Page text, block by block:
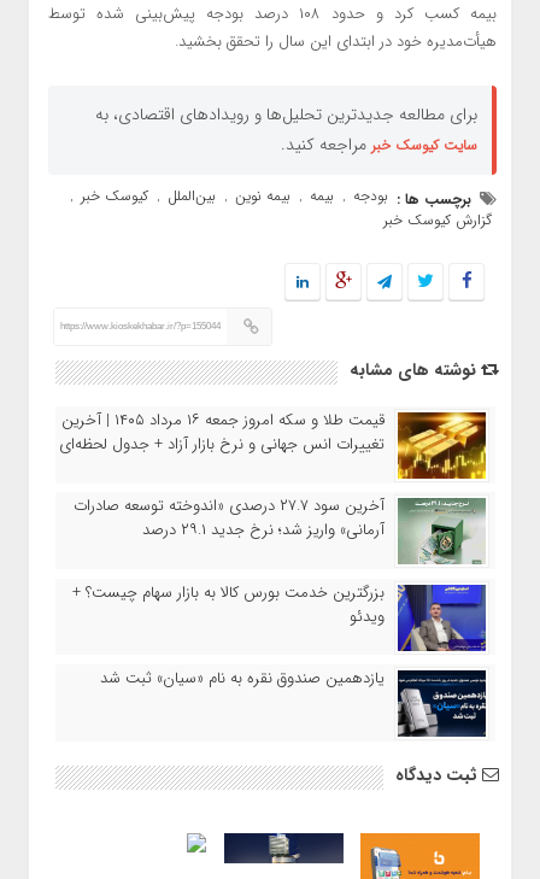
بیمه کسب کرد و حدود ۱۰۸ درصد بودجه پیش‌بینی شده توسط
هیأت‌مدیره خود در ابتدای این سال را تحقق بخشید.
برای مطالعه جدیدترین تحلیل‌ها و رویدادهای اقتصادی، به
سایت کیوسک خبر مراجعه کنید.
برچسب ها : بودجه , بیمه , بیمه نوین , بین‌الملل , کیوسک خبر ,
گزارش کیوسک خبر
https://www.kioskekhabar.ir/?p=155044
نوشته های مشابه
قیمت طلا و سکه امروز جمعه ۱۶ مرداد ۱۴۰۵ | آخرین
تغییرات انس جهانی و نرخ بازار آزاد + جدول لحظه‌ای
آخرین سود ۲۷.۷ درصدی «اندوخته توسعه صادرات
آرمانی» واریز شد؛ نرخ جدید ۲۹.۱ درصد
بزرگترین خدمت بورس کالا به بازار سهام چیست؟ +
ویدئو
یازدهمین صندوق نقره به نام «سیان» ثبت شد
ثبت دیدگاه